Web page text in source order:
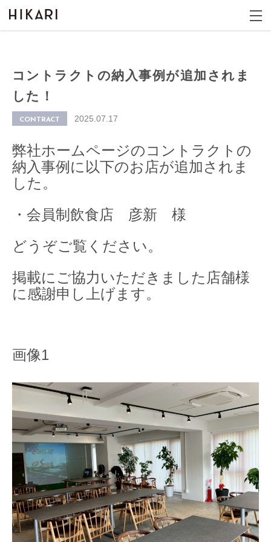
コントラクトの納入事例が追加されま
した！
CONTRACT 2025.07.17
弊社ホームページのコントラクトの
納入事例に以下のお店が追加されま
した。
・会員制飲食店 彦新 様
どうぞご覧ください。
掲載にご協力いただきました店舗様
に感謝申し上げます。
画像1